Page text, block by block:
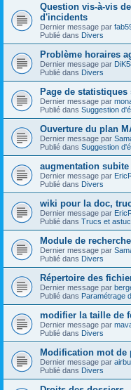
Question vis-à-vis
d'incidents
Dernier message par
Publié dans Divers
Problème horaires
Dernier message par
Publié dans Divers
Page de
Dernier message par
Publié dans Suggestion
Ouverture du plan
Dernier message par
Publié dans Suggestion
augmentation
Dernier message par
Publié dans Divers
wiki pour la doc,
Dernier message par
Publié dans Trucs et
Module de recherche
Dernier message par
Publié dans Divers
Répertoire des
Dernier message par
Publié dans Paramétrage
modifier la taille de
Dernier message par
Publié dans Divers
Modification mot de
Dernier message par
Publié dans Divers